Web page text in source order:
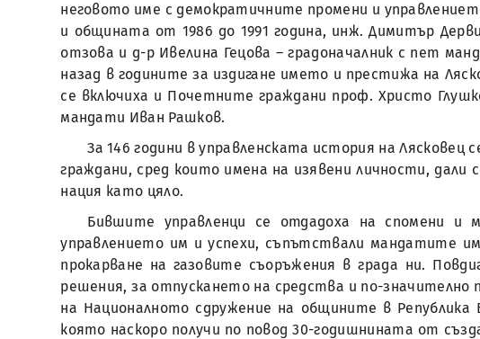
неговото име с демократичните промени и
и общината от 1986 до 1991 година, инж. Димитър
отзова и д-р Ивелина Гецова – градоначалник с пет
назад в годините за издигане името и престижа на
се включиха и Почетните граждани проф. Христо
мандати Иван Рашков.
За 146 години в управленската история на
граждани, сред които имена на изявени личности, дали
нация като цяло.
Бившите управленци се отдадоха на спомени и
управлението им и успехи, съпътствали мандатите
прокарване на газовите съоръжения в града ни.
решения, за отпускането на средства и по-
на Националното сдружение на общините в
която наскоро получи по повод 30-годишнината от